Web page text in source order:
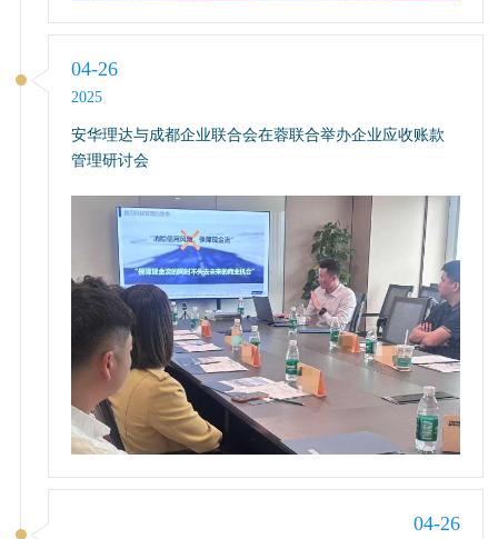
04-26
2025
安华理达与成都企业联合会在蓉联合举办企业应收账款
管理研讨会
04-26